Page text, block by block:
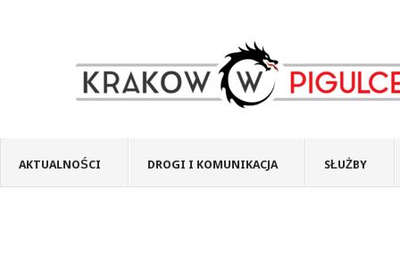
AKTUALNOŚCI DROGI I KOMUNIKACJA SŁUŻBY